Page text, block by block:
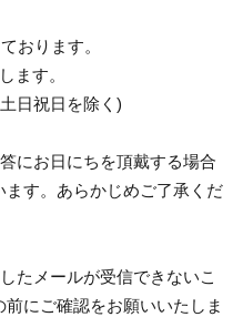
おります。
ます。
日祝日を除く)
にお日にちを頂戴する場合
す。あらかじめご了承くだ
たメールが受信できないこ
にご確認をお願いいたしま